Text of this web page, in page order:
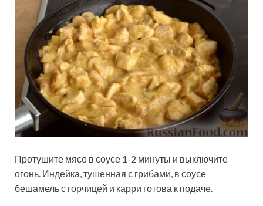
Протушите мясо в соусе 1-2 минуты и выключите
огонь. Индейка, тушенная с грибами, в соусе
бешамель с горчицей и карри готова к подаче.